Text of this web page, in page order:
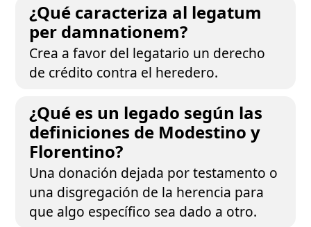
¿Qué caracteriza al legatum
per damnationem?
Crea a favor del legatario un derecho
de crédito contra el heredero.
¿Qué es un legado según las
definiciones de Modestino y
Florentino?
Una donación dejada por testamento o
una disgregación de la herencia para
que algo específico sea dado a otro.